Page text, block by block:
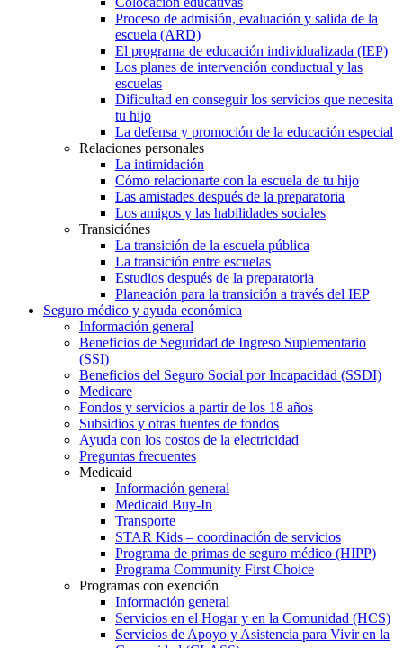
Proceso de admisión, evaluación y salida de la
escuela (ARD)
El programa de educación individualizada (IEP)
Los planes de intervención conductual y las
escuelas
Dificultad en conseguir los servicios que necesita
tu hijo
La defensa y promoción de la educación especial
Relaciones personales
La intimidación
Cómo relacionarte con la escuela de tu hijo
Las amistades después de la preparatoria
Los amigos y las habilidades sociales
Transiciónes
La transición de la escuela pública
La transición entre escuelas
Estudios después de la preparatoria
Planeación para la transición a través del IEP
Seguro médico y ayuda económica
Información general
Beneficios de Seguridad de Ingreso Suplementario
(SSI)
Beneficios del Seguro Social por Incapacidad (SSDI)
Medicare
Fondos y servicios a partir de los 18 años
Subsidios y otras fuentes de fondos
Ayuda con los costos de la electricidad
Preguntas frecuentes
Medicaid
Información general
Medicaid Buy-In
Transporte
STAR Kids – coordinación de servicios
Programa de primas de seguro médico (HIPP)
Programa Community First Choice
Programas con exención
Información general
Servicios en el Hogar y en la Comunidad (HCS)
Servicios de Apoyo y Asistencia para Vivir en la